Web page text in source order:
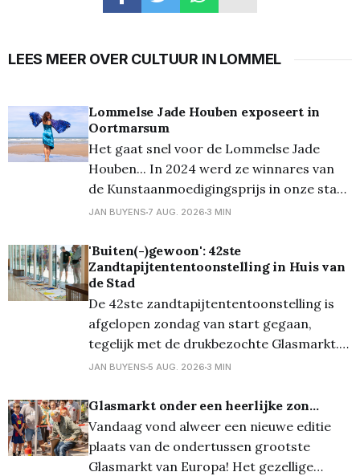
LEES MEER OVER CULTUUR IN LOMMEL
Lommelse Jade Houben exposeert in
Oortmarsum
Het gaat snel voor de Lommelse Jade
Houben... In 2024 werd ze winnares van
de Kunstaanmoedigingsprijs in onze stad,
eind vorig jaar presenteerde ze voor het
met nieuwe creaties. En nu is ze één van
de vier belangrijkste kunstenaars op het
prestigieuze kunstevent in
JAN BUYENS 7 AUG. 2026 3 MIN
'Buiten(-)gewoon': 42ste
Zandtapijtententoonstelling in Huis van
de Stad
De 42ste zandtapijtententoonstelling is
afgelopen zondag van start gegaan,
tegelijk met de drukbezochte Glasmarkt.
Veel nieuwsgierige bezoekers maakten van
werpen op de raamexpo van de
Zandtapijtententoonstelling in het Huis
van de Stad. Daar kan je tot en met
zondag 30 augustus 40
JAN BUYENS 5 AUG. 2026 3 MIN
Glasmarkt onder een heerlijke zon...
Vandaag vond alweer een nieuwe editie
plaats van de ondertussen grootste
Glasmarkt van Europa! Het gezellige